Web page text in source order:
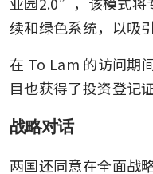
续和绿色系统，以吸
在 To Lam 的访问期
目也获得了投资登记证
战略对话
两国还同意在全面战